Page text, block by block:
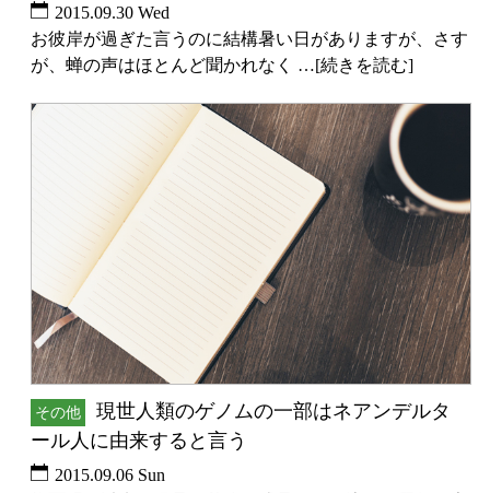
2015.09.30 Wed
お彼岸が過ぎた言うのに結構暑い日がありますが、さす
が、蝉の声はほとんど聞かれなく …[続きを読む]
その他
現世人類のゲノムの一部はネアンデルタ
ール人に由来すると言う
2015.09.06 Sun